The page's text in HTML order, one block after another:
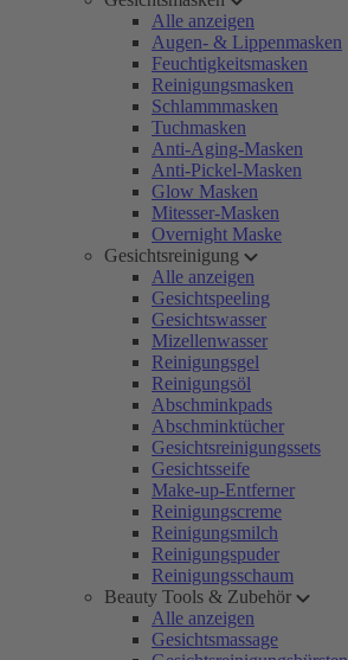
Alle anzeigen
Augen- & Lippenmasken
Feuchtigkeitsmasken
Reinigungsmasken
Schlammmasken
Tuchmasken
Anti-Aging-Masken
Anti-Pickel-Masken
Glow Masken
Mitesser-Masken
Overnight Maske
Gesichtsreinigung
Alle anzeigen
Gesichtspeeling
Gesichtswasser
Mizellenwasser
Reinigungsgel
Reinigungsöl
Abschminkpads
Abschminktücher
Gesichtsreinigungssets
Gesichtsseife
Make-up-Entferner
Reinigungscreme
Reinigungsmilch
Reinigungspuder
Reinigungsschaum
Beauty Tools & Zubehör
Alle anzeigen
Gesichtsmassage